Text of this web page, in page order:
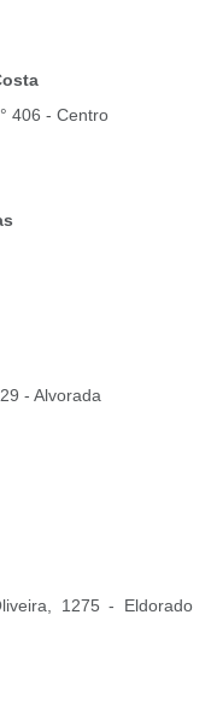
406 - Centro
- Alvorada
1275 - Eldorado